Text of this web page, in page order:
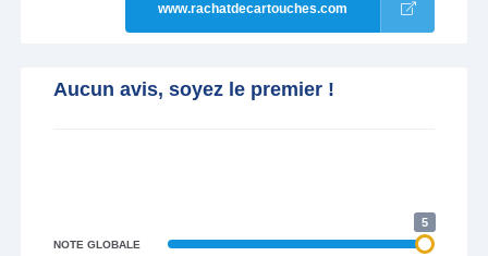
www.rachatdecartouches.com
Aucun avis, soyez le premier !
NOTE GLOBALE
5